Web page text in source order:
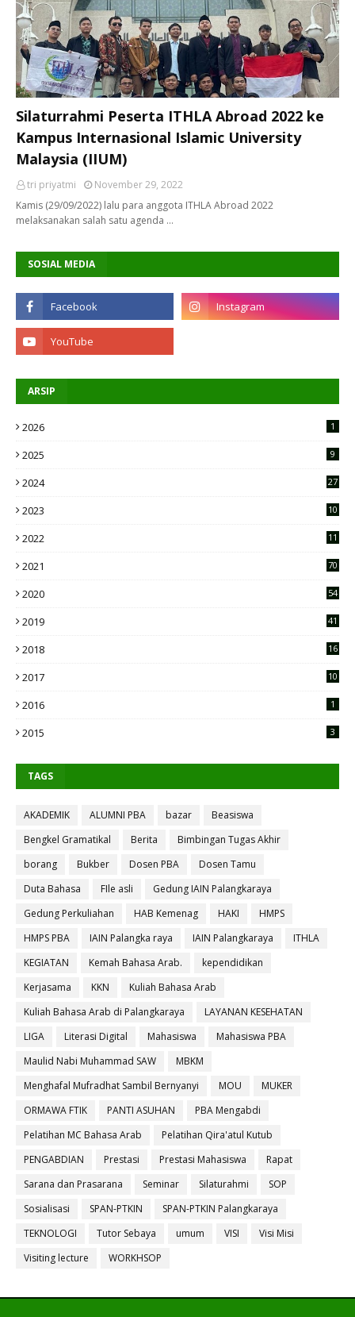
Silaturrahmi Peserta ITHLA Abroad 2022 ke
Kampus Internasional Islamic University
Malaysia (IIUM)
tri priyatmi
November 29, 2022
Kamis (29/09/2022) lalu para anggota ITHLA Abroad 2022
melaksanakan salah satu agenda …
SOSIAL MEDIA
ARSIP
2026 1
2025 9
2024 27
2023
10
2022
11
2021 70
2020 54
2019 41
2018 16
2017 10
2016 1
2015 3
TAGS
AKADEMIK ALUMNI PBA bazar
Beasiswa
Bengkel Gramatikal
Berita
Bimbingan Tugas Akhir
borang
Bukber Dosen PBA
Dosen Tamu
Duta Bahasa
FIle asli
Gedung IAIN Palangkaraya
Gedung Perkuliahan
HAB Kemenag HAKI
HMPS
HMPS PBA
IAIN Palangka raya IAIN Palangkaraya
ITHLA
KEGIATAN
Kemah Bahasa Arab.
kependidikan
Kerjasama
KKN
Kuliah Bahasa Arab
Kuliah Bahasa Arab di Palangkaraya
LAYANAN KESEHATAN
LIGA
Literasi Digital Mahasiswa
Mahasiswa PBA
Maulid Nabi Muhammad SAW
MBKM
Menghafal Mufradhat Sambil Bernyanyi
MOU
MUKER
ORMAWA FTIK
PANTI ASUHAN
PBA Mengabdi
Pelatihan MC Bahasa Arab
Pelatihan Qira'atul Kutub
PENGABDIAN
Prestasi Prestasi Mahasiswa
Rapat
Sarana dan Prasarana
Seminar Silaturahmi
SOP
Sosialisasi
SPAN-PTKIN
SPAN-PTKIN Palangkaraya
TEKNOLOGI
Tutor Sebaya umum VISI
Visi Misi
Visiting lecture
WORKHSOP